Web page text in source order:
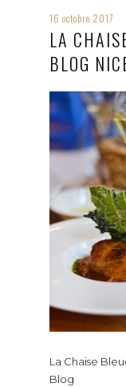
16 octobre 2017
LA
BLOG
La Chaise
Blog